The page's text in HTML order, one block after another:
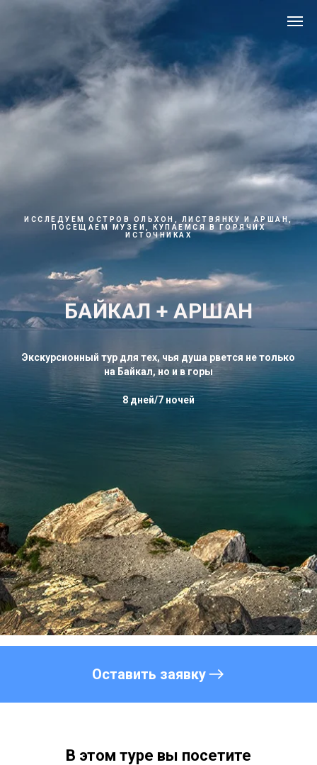
ИССЛЕДУЕМ ОСТРОВ ОЛЬХОН, ЛИСТВЯНКУ И АРШАН,
ПОСЕЩАЕМ МУЗЕИ, КУПАЕМСЯ В ГОРЯЧИХ
ИСТОЧНИКАХ
БАЙКАЛ + АРШАН
Экскурсионный тур для тех, чья душа рвется не только
на Байкал, но и в горы
8 дней/7 ночей
Оставить заявку
В этом туре вы посетите